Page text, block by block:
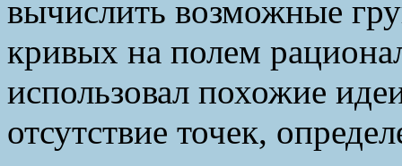
вычислить возможные
кривых на полем
использовал похожие
отсутствие точек,